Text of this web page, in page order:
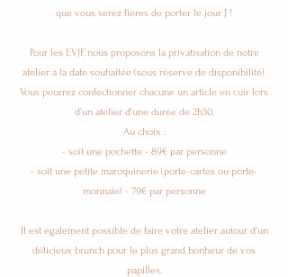
que vous serez fières de porter le jour J !
Pour les EVJF, nous proposons la privatisation de notre
atelier à la date souhaitée (sous réserve de disponibilité).
Vous pourrez confectionner chacune un article en cuir lors
d'un atelier d'une durée de 2h30.
Au choix :
- soit une pochette - 89€ par personne
- soit une petite maroquinerie (porte-cartes ou porte-
monnaie) - 79€ par personne
Il est également possible de faire votre atelier autour d'un
délicieux brunch pour le plus grand bonheur de vos
papilles.